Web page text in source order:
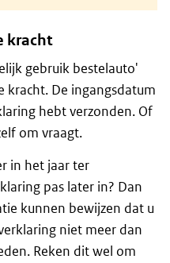
kracht
gebruik bestelauto'
De ingangsdatum
hebt verzonden. Of
om vraagt.
in het jaar ter
pas later in? Dan
kunnen bewijzen dat u
niet meer dan
Reken dit wel om